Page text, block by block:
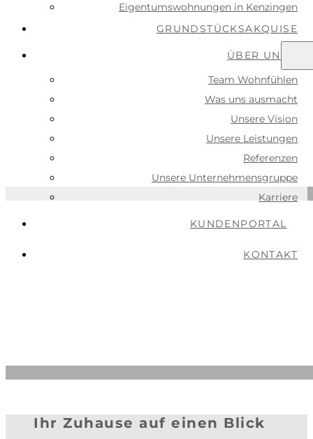
Eigentumswohnungen in Kenzingen
GRUNDSTÜCKSAKQUISE
ÜBER UNS
Team Wohnfühlen
Was uns ausmacht
Unsere Vision
Unsere Leistungen
Referenzen
Unsere Unternehmensgruppe
Karriere
KUNDENPORTAL
KONTAKT
Logenplatz am Kaiserstuhl
Ihr Zuhause auf einen Blick